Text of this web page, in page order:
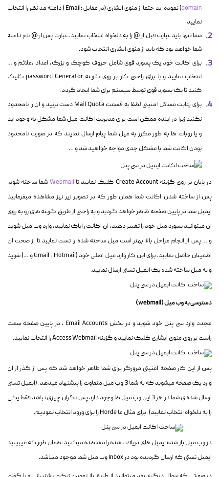
domain
) نموده اید حتما از منوی ابشاری (در مقابل :Email ) دامنه مد نظر را انتخاب
نمایید .
شما تنها باید عبارت قبل از @ را به دلخواه انتخاب نمایید. عبارت پس از @ نام دامنه
شما خواهد بود که باید از منوی ابشاری انتخاب شود.
برای اکانت خود یک پسورد قوی شامل حروف کوچک و بزرگ، اعداد ،علائم و …
انتخاب نمایید و یا برای راحتی کار بر روی گزینه password Generator کلیک
کنید تا یک پسورد قوی توسط سیستم برای شما ایجاد گردد.
برای رعایت مسائل امنیتی لطفا به قسمت Mail Quota دست نزنید و ان را نامحدود
نکنید زیرا در اینده ممکن است برای مدیریت اکانت میل شما مشکل به وجود اید
و یا روبات ها به طور مکرر به میل شما پیام ارسال نمایند که در صورت نامحدود
بودن اکانت شما با مشکل جدی مواجه خواهید شد و …
در پایان بر روی گزینه Create Account کلیک نمایید تا Webmail شما ساخته شود.
پس از ساخته شدن اکانت شما همان طور که در تصویر زیر نیز مشاهده میفرمایید
ایمیل شما در پایین صفحه ظاهر خواهد گردید و به راحتی از طریق گزینه های رو به روی
ان میتوانید پسورد میل خود را تغییر دهید، ان اکانت را پاک نمایید، وارد وب میل شوید
و …پس از انجام مراحل بالا بهتر است میل ساخته شده را تست نمایید تا از صحت ان
اطمینان حاصل نمایید. برای این کار وارد میل اصلی خود (Gmail ، Hotmail و …) شوید
و به میل ساخته شده یک ایمیل تستی ارسال نمایید.
دسترسی به وب میل (webmail)
مجدد وارد سی پنل خود شوید و در بخش Email Accounts ، در پایین صفحه سمت
راست بر روی منوی ابشاری کلیک نمایید و گزینه Access Webmail را انتخاب نمایید.
پس از این کار صفحه امنیتی مرورگر برای شما ظاهر خواهد شد که پس از گذر از ان
وارد یک صفحه میشوید که به شما 3 وب میل متفاوت را پیشنهاد میدهد. (ایمیل تستی
ارسال شده ی شما در هر 3 این وب میل ها وجود دارد پس نگران چیزی نباشد فقط یکی
را به دلخواه انتخاب نمایید). برای مثال ما Horde را برای ورود انتخاب نمودیم.
در وب میل باز شده ایمیل های دریافت شده را مشاهده میکنید. همان طور که میبینید
ایمیل تستی که ارسال گردیده بود در Inbox وب میل شما موجود میباشد.